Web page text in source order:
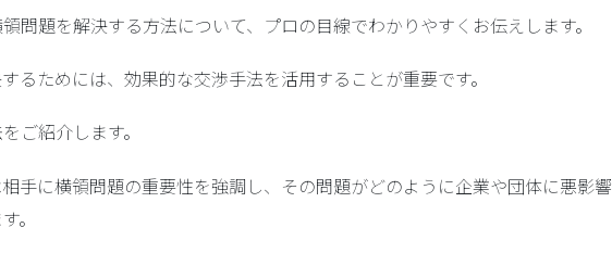
問題を解決する方法について、プロの目線でわかりやすくお伝えします。
るためには、効果的な交渉手法を活用することが重要です。
ご紹介します。
手に横領問題の重要性を強調し、その問題がどのように企業や団体に悪影響
。